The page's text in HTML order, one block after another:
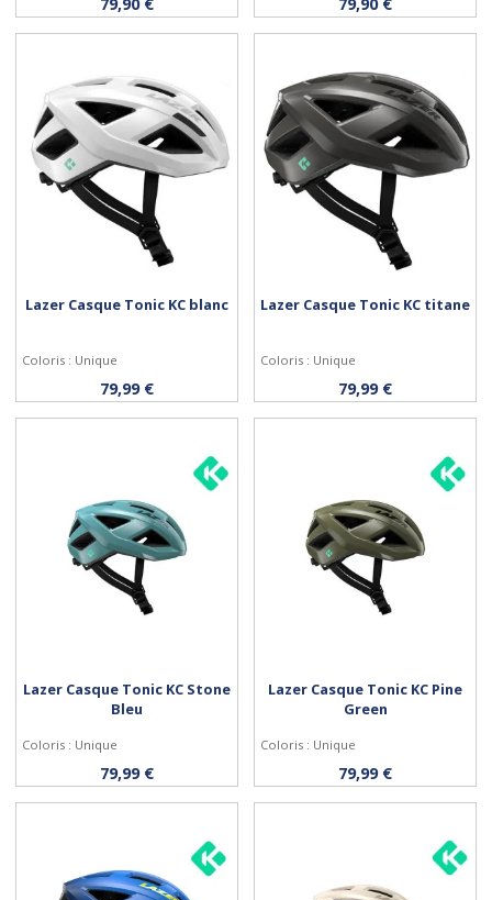
Personnaliser
Lazer Casque Tonic KC blanc
Coloris : Unique
79,99 € Personnaliser
Lazer Casque Tonic KC titane
Coloris : Unique
79,99 €
Personnaliser
Lazer Casque Tonic KC Stone
Bleu
Coloris : Unique
79,99 € Personnaliser
Lazer Casque Tonic KC Pine
Green
Coloris : Unique
79,99 €